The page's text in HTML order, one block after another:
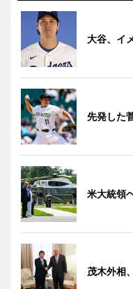
大谷、イ
先発した
米大統領
茂木外相